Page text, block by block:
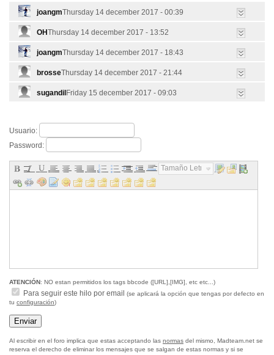
joangmThursday 14 december 2017 - 00:39
OHThursday 14 december 2017 - 13:52
joangmThursday 14 december 2017 - 18:43
brosseThursday 14 december 2017 - 21:44
sugandil Friday 15 december 2017 - 09:03
Usuario:
Password:
Tamaño Letra...
ATENCIÓN: NO estan permitidos los tags bbcode ([URL],[IMG], etc etc...)
Para seguir este hilo por email
(se aplicará la opción que tengas por defecto en
tu configuración)
Al escribir en el foro implica que estas acceptando las normas del mismo, Madteam.net se
reserva el derecho de eliminar los mensajes que se salgan de estas normas y si se